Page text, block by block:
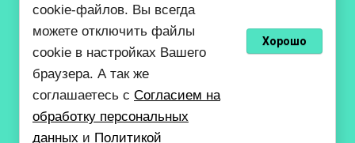
Согласие на обработку персональных данных
© 2022 - 2026
pnh23-sklad@mail.ru
cookie-файлов. Вы всегда
можете отключить файлы
cookie в настройках Вашего
браузера. А так же
соглашаетесь с Согласием на
обработку персональных
данных и Политикой
Хорошо